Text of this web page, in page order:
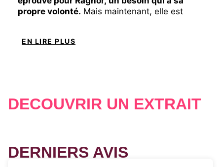
propre volonté. Mais maintenant, elle est
abondent, et bientôt, Aileen rencontre de
ressurgir les cauchemars de son passé, Aileen
EN LIRE PLUS
DÉCOUVRIR UN EXTRAIT
DERNIERS AVIS